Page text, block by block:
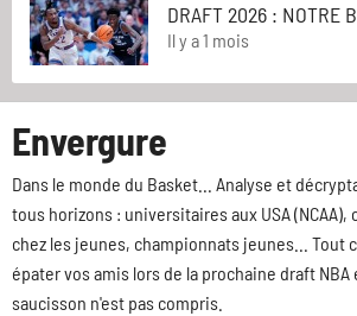
DRAFT 2026 : NOTRE
Il y a 1 mois
Envergure
Dans le monde du Basket... Analyse et
tous horizons : universitaires aux USA
chez les jeunes, championnats jeunes... Tout
épater vos amis lors de la prochaine draft
saucisson n'est pas compris.